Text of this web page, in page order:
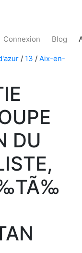
Connexion Blog
/ 13 / Aix-en-
DU